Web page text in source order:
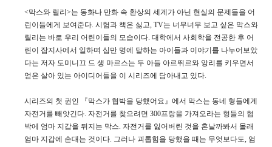
<막스와 릴리>는 동화나 만화 속 환상의 세계가 아닌 현실의 문제들을 어
린이들에게 보여준다. 시험과 책은 싫고, TV는 너무너무 보고 싶은 막스와
릴리는 바로 우리 어린이들의 모습이다. 대학에서 사회학을 전공한 후 어
린이 잡지사에서 일하며 십만 명에 달하는 아이들과 이야기를 나누어보았
다는 저자 도미니끄 드 생 마르스는 두 아들 아르뛰르와 앙리를 키우면서
얻은 살아 있는 아이디어들을 이 시리즈에 담아내고 있다.
시리즈의 첫 권인 『막스가 협박을 당했어요』에서 막스는 동네 형들에게
자전거를 빼앗긴다. 자전거를 찾으려면 300프랑을 가져오라는 형들의 협
박에 엄마 지갑을 뒤지는 막스. 자전거를 잃어버린 것을 혼날까봐서 몰래
엄마 지갑에 손대는 것이다. 그러나 괴롭힘을 당했을 때는 무엇보다도, 엄